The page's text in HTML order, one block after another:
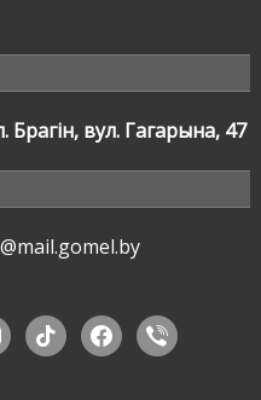
Брагін, вул. Гагарына, 47
tiktok facebook
viber